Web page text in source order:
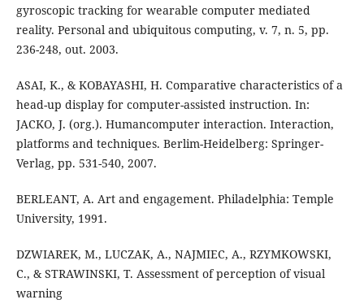
gyroscopic tracking for wearable computer mediated
reality. Personal and ubiquitous computing, v. 7, n. 5, pp.
236-248, out. 2003.
ASAI, K., & KOBAYASHI, H. Comparative characteristics of a
head-up display for computer-assisted instruction. In:
JACKO, J. (org.). Humancomputer interaction. Interaction,
platforms and techniques. Berlim-Heidelberg: Springer-
Verlag, pp. 531-540, 2007.
BERLEANT, A. Art and engagement. Philadelphia: Temple
University, 1991.
DZWIAREK, M., LUCZAK, A., NAJMIEC, A., RZYMKOWSKI,
C., & STRAWINSKI, T. Assessment of perception of visual
warning